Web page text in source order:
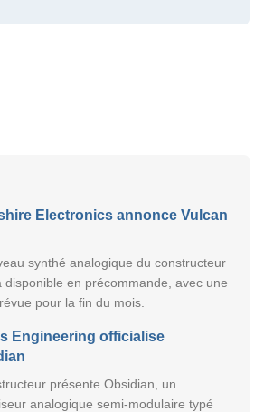
Electronics annonce Vulcan
synthé analogique du constructeur
disponible en précommande, avec une
pour la fin du mois.
Engineering officialise
présente Obsidian, un
analogique semi-modulaire typé